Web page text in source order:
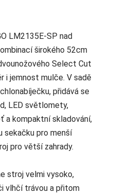
LM2135E-SP nad
širokého 52cm
Select Cut
i jemnost mulče. V sadě
přidává se
LED světlomety,
a kompaktní skladování,
sekačku pro menší
pro větší zahrady.
stroj velmi vysoko,
vlhčí trávou a přitom